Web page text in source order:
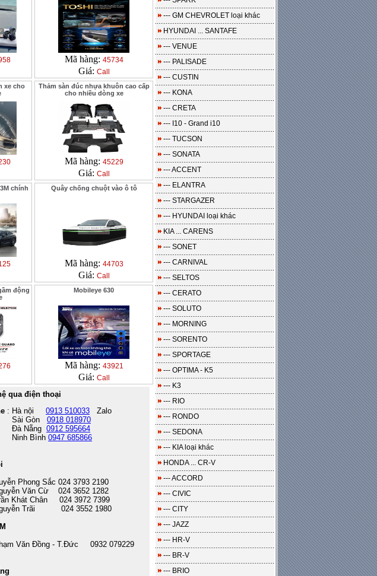
Mã hàng: 45734
Giá: Call
xe cho
Thảm sàn đúc nhựa khuôn cao cấp
cho nhiều dòng xe
Mã hàng: 45229
Giá: Call
chính
Quây chống chuột vào ô tô
Mã hàng: 44703
Giá: Call
động
Mobileye 630
Mã hàng: 43921
Giá: Call
qua điện thoại
: Hà nội 0913 510033 Zalo
Gòn 0918 018970
Nẵng 0912 595664
Bình 0947 685866
Phong Sắc 024 3793 2190
Văn Cừ 024 3652 1282
Khát Chân 024 3972 7399
Trãi 024 3552 1980
Văn Đồng - T.Đức 0932 079229
--- GM CHEVROLET loại khác
HYUNDAI ... SANTAFE
--- VENUE
--- PALISADE
--- CUSTIN
--- KONA
--- CRETA
--- I10 - Grand i10
--- TUCSON
--- SONATA
--- ACCENT
--- ELANTRA
--- STARGAZER
--- HYUNDAI loại khác
KIA ... CARENS
--- SONET
--- CARNIVAL
--- SELTOS
--- CERATO
--- SOLUTO
--- MORNING
--- SORENTO
--- SPORTAGE
--- OPTIMA - K5
--- K3
--- RIO
--- RONDO
--- SEDONA
--- KIA loại khác
HONDA ... CR-V
--- ACCORD
--- CIVIC
--- CITY
--- JAZZ
--- HR-V
--- BR-V
--- BRIO